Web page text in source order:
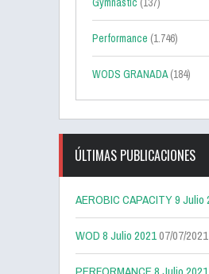
Performance (1.746)
WODS GRANADA(184)
ÚLTIMAS PUBLICACIONES
AEROBIC CAPACITY 9 Julio
WOD 8 Julio 202107/07/2021